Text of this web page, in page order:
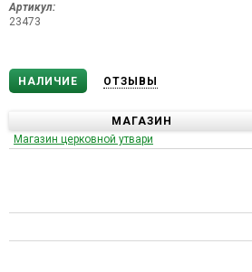
Артикул:
23473
НАЛИЧИЕ ОТЗЫВЫ
МАГАЗИН
Магазин церковной утвари